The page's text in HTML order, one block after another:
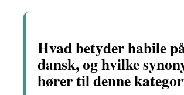
Hvad betyder habile
dansk, og hvilke
hører til denne